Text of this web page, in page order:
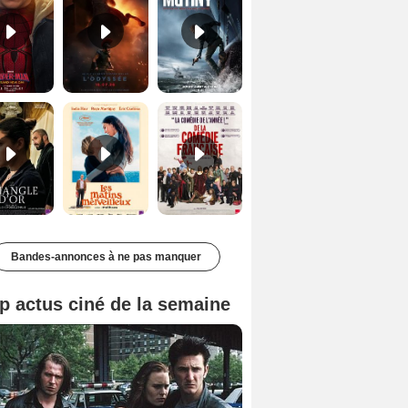
Les Matins merveilleux Bande-annonce VF De la Comédie-Française Teaser VF
Bandes-annonces à ne pas manquer
actus ciné de la semaine